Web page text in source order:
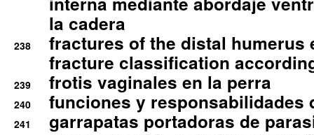
la cadera
238
fractures of the distal humerus
fracture classification
239 frotis vaginales en la perra
240 funciones y responsabilidades
241 garrapatas portadoras de